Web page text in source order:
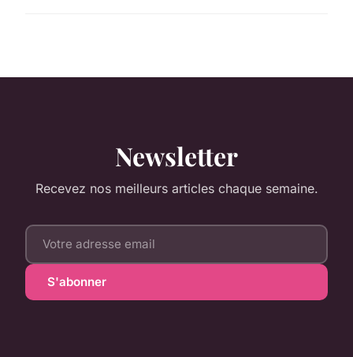
Newsletter
Recevez nos meilleurs articles chaque semaine.
S'abonner